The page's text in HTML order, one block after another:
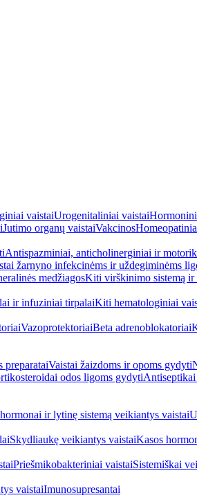
vaistaiUrogenitaliniai vaistai
Jutimo organų vaistaiVakcinos
Antispazminiai, anticholinerginiai ir
žarnyno infekcinėms ir uždegiminėms
medžiagosKiti virškinimo sistemą ir
ir infuziniai tirpalaiKiti hematologiniai
VazoprotektoriaiBeta adrenoblokatoriai
preparataiVaistai žaizdoms ir opoms gydyti
odos ligoms gydyti
ir lytinę sistemą veikiantys vaistai
Skydliaukę veikiantys vaistaiKasos
Priešmikobakteriniai vaistaiSistemiškai
vaistaiImunosupresantai